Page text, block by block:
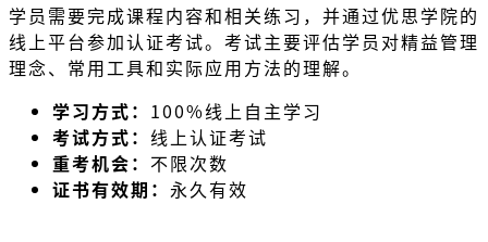
学员需要完成课程内容和相关练习，并通过优思学院的
线上平台参加认证考试。考试主要评估学员对精益管理
理念、常用工具和实际应用方法的理解。
学习方式： 100%线上自主学习
考试方式： 线上认证考试
重考机会： 不限次数
证书有效期： 永久有效